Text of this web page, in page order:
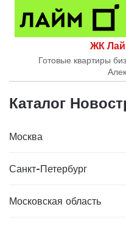
ЖК
Готовые квартиры
Каталог
Москва
Санкт-Петербург
Московская область